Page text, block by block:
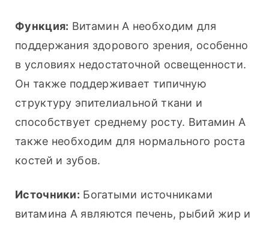
Функция: Витамин А необходим для
поддержания здорового зрения, особенно
в условиях недостаточной освещенности.
Он также поддерживает типичную
структуру эпителиальной ткани и
способствует среднему росту. Витамин А
также необходим для нормального роста
костей и зубов.
Источники: Богатыми источниками
витамина А являются печень, рыбий жир и